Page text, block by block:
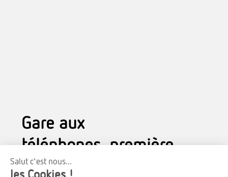
Gare aux
téléphones, première
source d’ondes